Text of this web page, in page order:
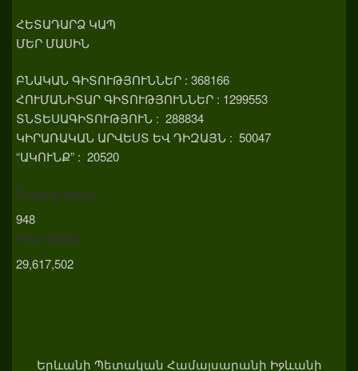
ՀԵՏԱԴԱՐՁ ԿԱՊ
ՄԵՐ ՄԱՍԻՆ
ԲՆԱԿԱՆ ԳԻՏՈՒԹՅՈՒՆՆԵՐ : 368166
ՀՈՒՄԱՆԻՏԱՐ ԳԻՏՈՒԹՅՈՒՆՆԵՐ : 1299553
ՏՆՏԵՍԱԳԻՏՈՒԹՅՈՒՆ : 288834
ԿԻՐԱՌԱԿԱՆ ԱՐՎԵՍՏ ԵՎ ԴԻԶԱՅՆ : 50047
“ԱԿՈՒՆՔ” : 20520
Today's Visits:
948
Total Visits:
29,617,502
Երևանի Պետական Համալսարանի Իջևանի